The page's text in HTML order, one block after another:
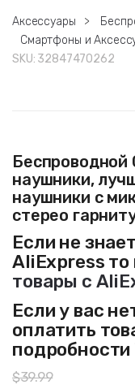
Аксессуары >
Смартфоны и
SKU: 32847470262
наушники,
наушники с
стерео
Если не
AliExpress то
товары с
Если у вас
оплатить
подробности
$39.99